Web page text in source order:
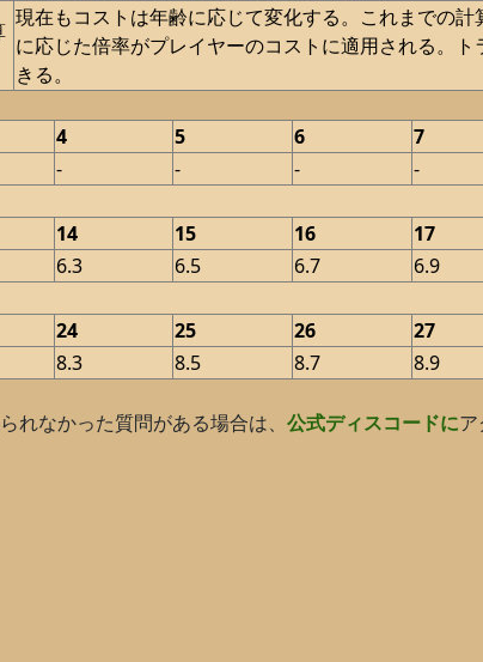
現在もコストは年齢に応じて変化する。これまでの
に応じた倍率がプレイヤーのコストに適用される。
きる。
4 5 6 7
- - - -
14 15 16 17
6.3 6.5 6.7 6.9
24 25 26 27
8.3 8.5 8.7 8.9
れなかった質問がある場合は、 公式ディスコードにア